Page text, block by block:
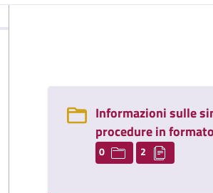
Informazioni sulle
procedure in
0 2